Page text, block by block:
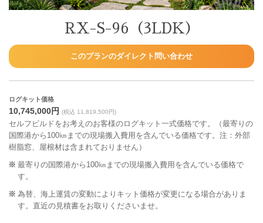
RX-S-96（3LDK）
このプランのダイレクト問い合わせ
ログキット価格
10,745,000円 (税込 11,819,500円)
セルフビルドをお考えのお客様のログキット一式価格です。（最寄りの
国際港から100㎞までの現場搬入費用を含んでいる価格です。注：外部
樹脂窓、屋根材は含まれておりません）
最寄りの国際港から100㎞までの現場搬入費用を含んでいる価格で
す。
為替、海上運賃の変動によりキット価格が変更になる場合がありま
す。直近の見積書をお取りくださいませ。